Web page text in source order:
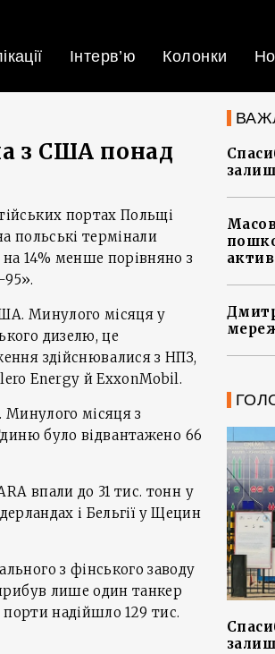
Інтерв’ю Колонки
з США понад
портах Польщі
польські термінали
14% менше порівняно з
95».
Минулого місяця у
дизелю, це
здійснювалися з НПЗ,
Energy й ExxonMobil.
Минулого місяця з
було відвантажено 66
впали до 31 тис. тонн у
і Бельгії у Щецин
з фінського заводу
лише один танкер
порти надійшло 129 тис.